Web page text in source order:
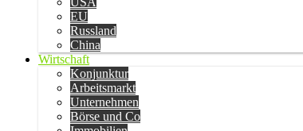
EU
Russland
China
Wirtschaft
Konjunktur
Arbeitsmarkt
Unternehmen
Börse und Co